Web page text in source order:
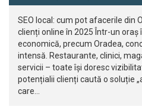
SEO local: cum pot afacerile din
clienți online în 2025 Într-un
economică, precum Oradea,
intensă. Restaurante, clinici,
servicii – toate își doresc
potențialii clienți caută o soluție
care…